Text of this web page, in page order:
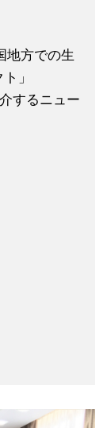
地方での生
」
するニュー